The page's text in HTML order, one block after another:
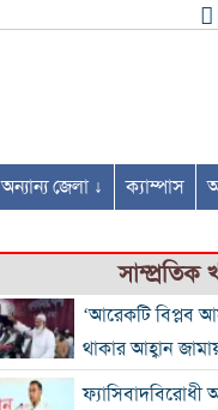
অন্যান্য জেলা ↓ ক্যাম্পাস
সাম্প্রতিক
‘আরেকটি বিপ্লব
থাকার আহ্বান
ফ্যাসিবাদবিরোধী